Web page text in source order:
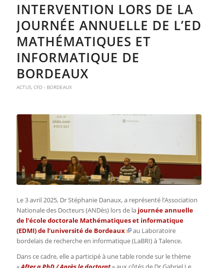
INTERVENTION LORS DE LA
JOURNÉE ANNUELLE DE L’ED
MATHÉMATIQUES ET
INFORMATIQUE DE
BORDEAUX
ACTUS, CFD - BORDEAUX
Le 3 avril 2025, Dr Stéphanie Danaux, a représenté l’Association
Nationale des Docteurs (ANDès) lors de la journée annuelle
de l’école doctorale Mathématiques et informatique
(EDMI) de l’université de Bordeaux
au Laboratoire
bordelais de recherche en informatique (LaBRI)à Talence.
Dans ce cadre, ellea participé à une table ronde sur le thème